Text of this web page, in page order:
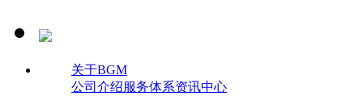
关于BGM
公司介绍服务体系资讯中心